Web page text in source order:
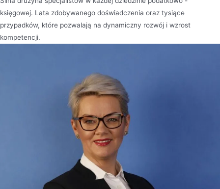
księgowej. Lata zdobywanego doświadczenia oraz tysiące
przypadków, które pozwalają na dynamiczny rozwój i wzrost
kompetencji.